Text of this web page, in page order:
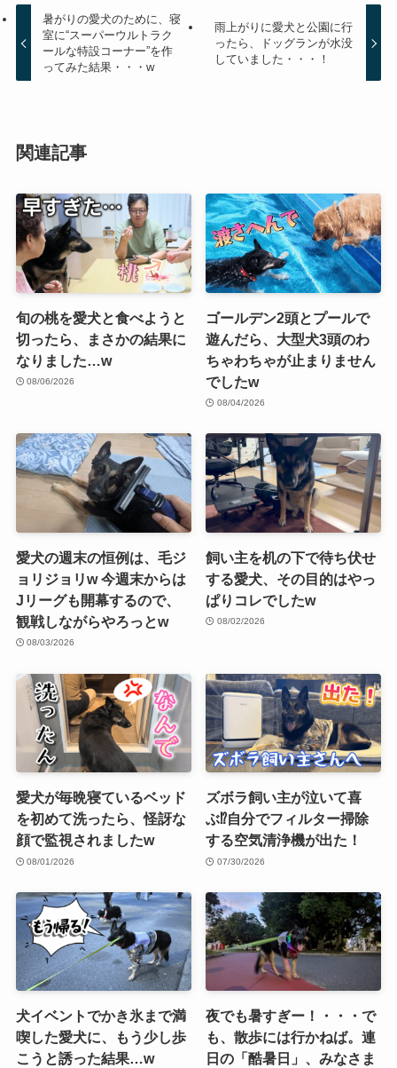
暑がりの愛犬のために、寝
室に“スーパーウルトラク
ールな特設コーナー”を作
ってみた結果・・・w
雨上がりに愛犬と公園に行
ったら、ドッグランが水没
していました・・・！
関連記事
旬の桃を愛犬と食べようと
切ったら、まさかの結果に
なりました…w
08/06/2026
ゴールデン2頭とプールで
遊んだら、大型犬3頭のわ
ちゃわちゃが止まりません
でしたw
08/04/2026
愛犬の週末の恒例は、毛ジ
ョリジョリw 今週末からは
Jリーグも開幕するので、
観戦しながらやろっとw
08/03/2026
飼い主を机の下で待ち伏せ
する愛犬、その目的はやっ
ぱりコレでしたw
08/02/2026
愛犬が毎晩寝ているベッド
を初めて洗ったら、怪訝な
顔で監視されましたw
08/01/2026
ズボラ飼い主が泣いて喜
ぶ⁉︎自分でフィルター掃除
する空気清浄機が出た！
07/30/2026
犬イベントでかき氷まで満
喫した愛犬に、もう少し歩
こうと誘った結果…w
夜でも暑すぎー！・・・で
も、散歩には行かねば。連
日の「酷暑日」、みなさま